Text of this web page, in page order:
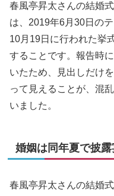
春風亭昇太さんの結婚
は、2019年6月30日の
10月19日に行われた挙
することです。報告時
いたため、見出しだけ
って見えることが、混
いました。
婚姻は同年夏で披
春風亭昇太さんの結婚